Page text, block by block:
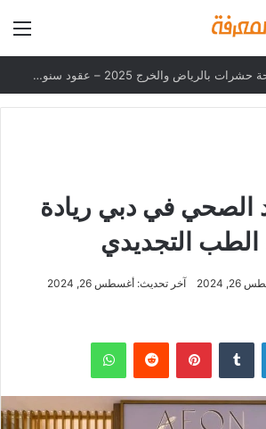
أفضل شركة مكافحة حشرات بالرياض والخرج 2025 – عقود سنوية وحلول فعالة
الصحي في دبي ريادة
التجديدي
2024 آخر تحديث: أغسطس 26, 2024
لينكدإن بينتيريست واتساب